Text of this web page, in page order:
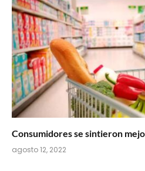
Consumidores se sintieron
agosto 12, 2022